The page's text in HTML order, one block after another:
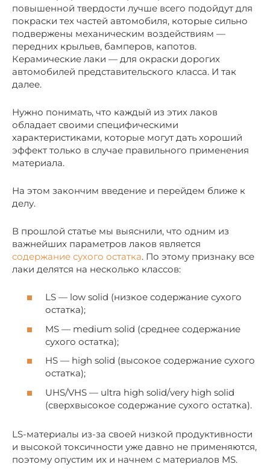
повышенной твердости лучше всего подойдут для
покраски тех частей автомобиля, которые сильно
подвержены механическим воздействиям —
передних крыльев, бамперов, капотов.
Керамические лаки — для окраски дорогих
автомобилей представительского класса. И так
далее.
Нужно понимать, что каждый из этих лаков
обладает своими специфическими
характеристиками, которые могут дать хороший
эффект только в случае правильного применения
материала.
На этом закончим введение и перейдем ближе к
делу.
В прошлой статье мы выяснили, что одним из
важнейших параметров лаков является
содержание сухого остатка. По этому признаку все
лаки делятся на несколько классов:
LS — low solid (низкое содержание сухого
остатка);
MS — medium solid (среднее содержание
сухого остатка);
HS — high solid (высокое содержание сухого
остатка);
UHS/VHS — ultra high solid/very high solid
(сверхвысокое содержание сухого остатка).
LS-материалы из-за своей низкой продуктивности
и высокой токсичности уже давно не применяются,
поэтому опустим их и начнем с материалов MS.